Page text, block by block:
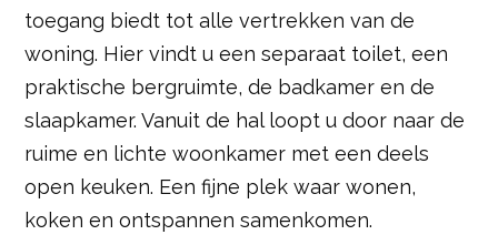
toegang biedt tot alle vertrekken van de
woning. Hier vindt u een separaat toilet, een
praktische bergruimte, de badkamer en de
slaapkamer. Vanuit de hal loopt u door naar de
ruime en lichte woonkamer met een deels
open keuken. Een fijne plek waar wonen,
koken en ontspannen samenkomen.